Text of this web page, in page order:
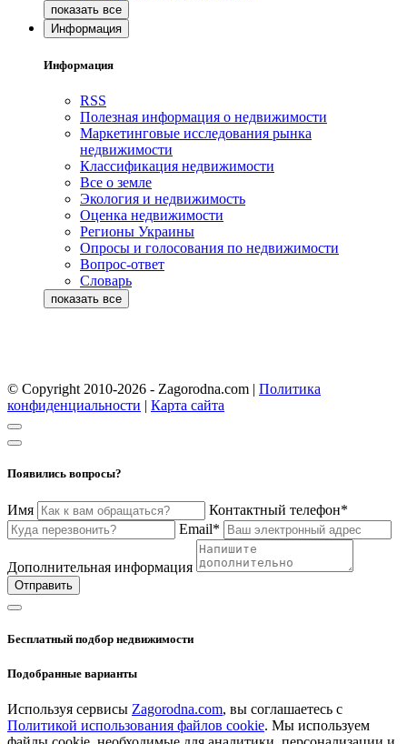
Информация
Информация
RSS
Полезная информация о недвижимости
Маркетинговые исследования рынка
недвижимости
Классификация недвижимости
Все о земле
Экология и недвижимость
Оценка недвижимости
Регионы Украины
Опросы и голосования по недвижимости
Вопрос-ответ
Словарь
© Copyright 2010-2026 - Zagorodna.com | Политика
конфиденциальности | Карта сайта
Появились вопросы?
Имя
Контактный телефон*
Email*
Дополнительная информация
Отправить
Бесплатный подбор недвижимости
Подобранные варианты
Используя сервисы Zagorodna.com, вы соглашаетесь с
Политикой использования файлов cookie. Мы используем